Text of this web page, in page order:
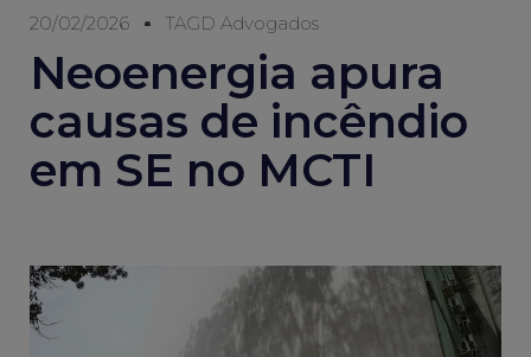
20/02/2026 TAGD Advogados
Neoenergia apura
causas de incêndio
em SE no MCTI